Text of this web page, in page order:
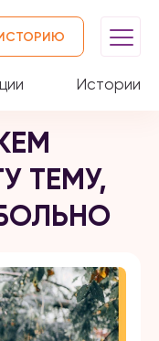
Истории
ТЕМУ,